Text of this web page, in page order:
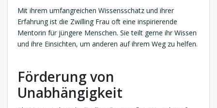
Mit ihrem umfangreichen Wissensschatz und ihrer
Erfahrung ist die Zwilling Frau oft eine inspirierende
Mentorin für jüngere Menschen. Sie teilt gerne ihr Wissen
und ihre Einsichten, um anderen auf ihrem Weg zu helfen.
Förderung von
Unabhängigkeit